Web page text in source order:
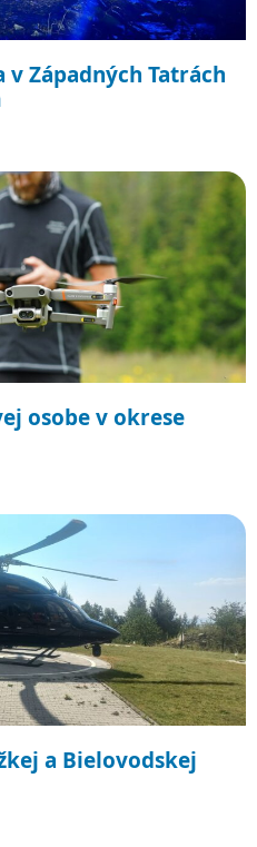
Západných Tatrách
osobe v okrese
a Bielovodskej